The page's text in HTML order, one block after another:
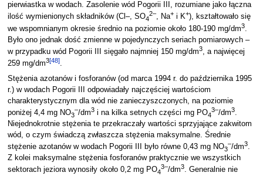
pierwiastka w wodach. Zasolenie wód Pogorii III, rozumiane jako łączna
ilość wymienionych składników (Cl–, SO4
2–, Na+i K+), kształtowało się
we wspomnianym okresie średnio na poziomie około 180-190 mg/dm3.
Było ono jednak dość zmienne w pojedynczych seriach pomiarowych –
w przypadku wód Pogorii III sięgało najmniej 150 mg/dm3, a najwięcej
259 mg/dm3[48].
Stężenia azotanów i fosforanów (od marca 1994 r. do października 1995
r.) w wodach Pogorii III odpowiadały najczęściej wartościom
charakterystycznym dla wód nie zanieczyszczonych, na poziomie
poniżej 4,4 mg NO3
–/dm3i na kilka setnych części mg PO4
3–/dm3.
Niejednokrotnie stężenia te przekraczały wartości sprzyjające zakwitom
wód, o czym świadczą zwłaszcza stężenia maksymalne. Średnie
stężenie azotanów w wodach Pogorii III było równe 0,43 mg NO3
–/dm3.
Z kolei maksymalne stężenia fosforanów praktycznie we wszystkich
sektorach jeziora wynosiły około 0,2 mg PO4
3–/dm3. Generalnie nie